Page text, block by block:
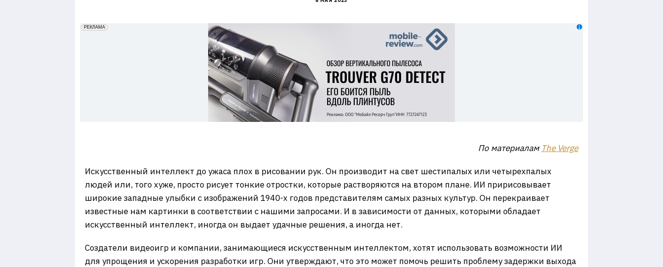
erid: 2VfnxxmNzs5
РЕКЛАМА
По материалам The Verge
Искусственный интеллект до ужаса плох в рисовании рук. Он производит на свет шестипалых или четырехпалых
людей или, того хуже, просто рисует тонкие отростки, которые растворяются на втором плане. ИИ пририсовывает
широкие западные улыбки с изображений 1940-х годов представителям самых разных культур. Он перекраивает
известные нам картинки в соответствии с нашими запросами. И в зависимости от данных, которыми обладает
искусственный интеллект, иногда он выдает удачные решения, а иногда нет.
Создатели видеоигр и компании, занимающиеся искусственным интеллектом, хотят использовать возможности ИИ
для упрощения и ускорения разработки игр. Они утверждают, что это может помочь решить проблему задержки выхода